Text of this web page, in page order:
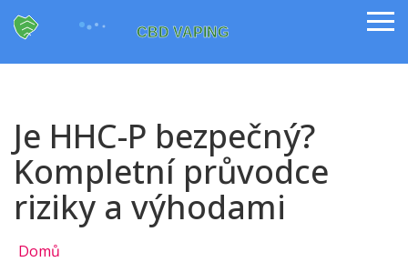
Je HHC-P bezpečný?
Kompletní průvodce
riziky a výhodami
Domů